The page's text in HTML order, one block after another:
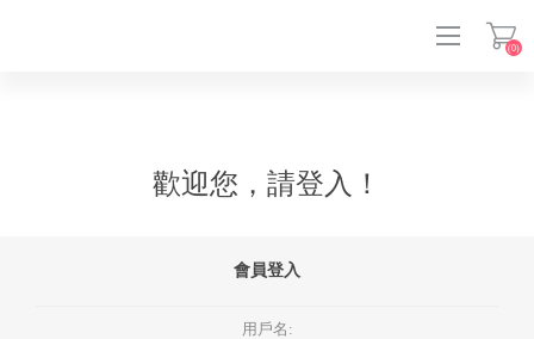
(0)
歡迎您，請登入！
會員登入
用戶名: